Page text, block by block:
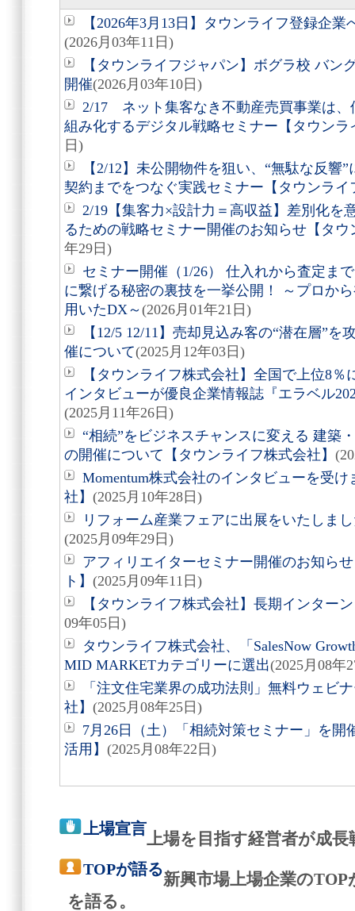
【2026年3月13日】タウンライフ登録企
(2026月03年11日)
【タウンライフジャパン】ボグラ校 バン
開催(2026月03年10日)
2/17 ネット集客なき不動産売買事業は、
組み化するデジタル戦略セミナー【タウンラ
日)
【2/12】未公開物件を狙い、“無駄な反響
契約までをつなぐ実践セミナー【タウンライ
2/19【集客力×設計力＝高収益】差別化を
るための戦略セミナー開催のお知らせ【タ
年29日)
セミナー開催（1/26） 仕入れから査定ま
に繋げる秘密の裏技を一挙公開！ ～プロか
用いたDX～ (2026月01年21日)
【12/5 12/11】売却見込み客の“潜在層”
催について(2025月12年03日)
【タウンライフ株式会社】全国で上位8
インタビューが優良企業情報誌『エラベル
(2025月11年26日)
“相続”をビジネスチャンスに変える 建築
の開催について【タウンライフ株式会社】
Momentum株式会社のインタビューを受
社】 (2025月10年28日)
リフォーム産業フェアに出展をいたしま
(2025月09年29日)
アフィリエイターセミナー開催のお知ら
ト】 (2025月09年11日)
【タウンライフ株式会社】長期インター
09年05日)
タウンライフ株式会社、「SalesNow
MID MARKETカテゴリーに選出(2025月08年
「注文住宅業界の成功法則」無料ウェビ
社】 (2025月08年25日)
7月26日（土）「相続対策セミナー」を開
活用】 (2025月08年22日)
上場宣言
上場を目指す経営者が成
TOPが語る
新興市場上場企業の
を語る。